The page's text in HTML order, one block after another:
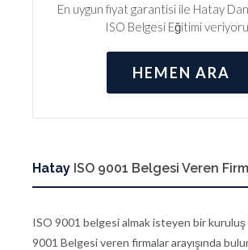
En uygun fiyat garantisi ile Hatay
ISO Belgesi Eğitimi
HEMEN ARA
Hatay ISO 9001 Belgesi Veren
ISO 9001 belgesi almak isteyen bir
9001 Belgesi veren firmalar arayışında